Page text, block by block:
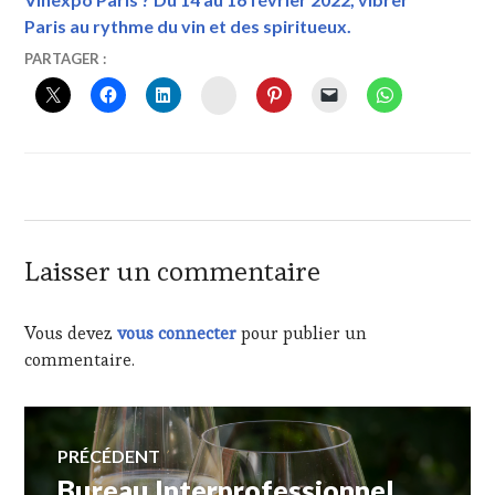
Paris au rythme du vin et des spiritueux.
19
NOVEMBRE
2015
VINTOURISME
BON
DE
DÉGUSTATION
DU
VILLAGES
OU
CRUS,
DU
,
ÉVÈNEMENT
"VIN-
PARTAGER :
INSTAGRAM
Laisser un commentaire
Vous devezvous connecterpour publier un
commentaire.
Navigation
PRÉCÉDENT
Article